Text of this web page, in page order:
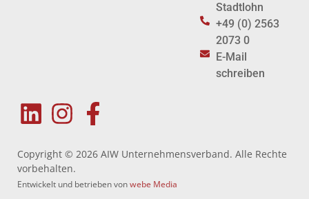
Stadtlohn
+49 (0) 2563
2073 0
E-Mail
schreiben
Copyright © 2026 AIW Unternehmensverband. Alle Rechte
vorbehalten.
Entwickelt und betrieben vonwebe Media